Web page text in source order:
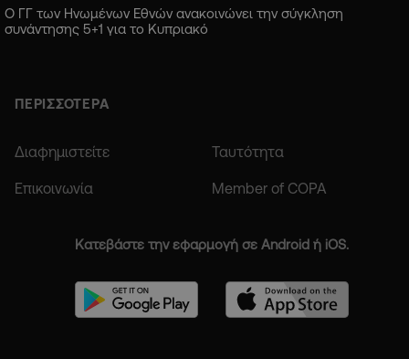
Ο ΓΓ των Ηνωμένων Εθνών ανακοινώνει την σύγκληση
συνάντησης 5+1 για το Κυπριακό
ΠΕΡΙΣΣΟΤΕΡΑ
Διαφημιστείτε Ταυτότητα
Επικοινωνία Member of COPA
Κατεβάστε την εφαρμογή σε Android ή iOS.